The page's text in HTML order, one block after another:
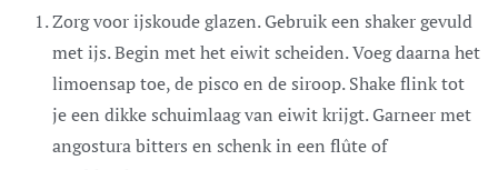
Zorg voor ijskoude glazen. Gebruik een shaker gevuld
met ijs. Begin met het eiwit scheiden. Voeg daarna het
limoensap toe, de pisco en de siroop. Shake flink tot
je een dikke schuimlaag van eiwit krijgt. Garneer met
angostura bitters en schenk in een flûte of